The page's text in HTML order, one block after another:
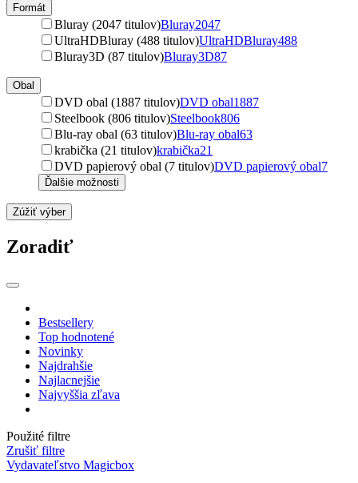
Formát
Bluray (2047 titulov)Bluray2047
UltraHDBluray (488 titulov)UltraHDBluray488
Bluray3D (87 titulov)Bluray3D87
Obal
DVD obal (1887 titulov)DVD obal1887
Steelbook (806 titulov)Steelbook806
Blu-ray obal (63 titulov)Blu-ray obal63
krabička (21 titulov)krabička21
DVD papierový obal (7 titulov)DVD papierový obal7
Ďalšie možnosti
Zúžiť výber
Zoradiť
Bestsellery
Top hodnotené
Novinky
Najdrahšie
Najlacnejšie
Najvyššia zľava
Použité filtre
Zrušiť filtre
Vydavateľstvo Magicbox